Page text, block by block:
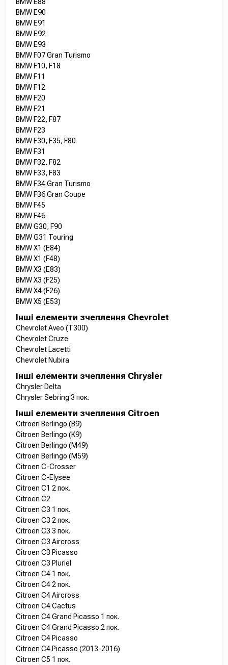
BMW E88
BMW E90
BMW E91
BMW E92
BMW E93
BMW F07 Gran Turismo
BMW F10, F18
BMW F11
BMW F12
BMW F20
BMW F21
BMW F22, F87
BMW F23
BMW F30, F35, F80
BMW F31
BMW F32, F82
BMW F33, F83
BMW F34 Gran Turismo
BMW F36 Gran Coupe
BMW F45
BMW F46
BMW G30, F90
BMW G31 Touring
BMW X1 (E84)
BMW X1 (F48)
BMW X3 (E83)
BMW X3 (F25)
BMW X4 (F26)
BMW X5 (E53)
Інші елементи зчеплення Chevrolet
Chevrolet Aveo (T300)
Chevrolet Cruze
Chevrolet Lacetti
Chevrolet Nubira
Інші елементи зчеплення Chrysler
Chrysler Delta
Chrysler Sebring 3 пок.
Інші елементи зчеплення Citroen
Citroen Berlingo (B9)
Citroen Berlingo (K9)
Citroen Berlingo (M49)
Citroen Berlingo (M59)
Citroen C-Crosser
Citroen C-Elysee
Citroen C1 2 пок.
Citroen C2
Citroen C3 1 пок.
Citroen C3 2 пок.
Citroen C3 3 пок.
Citroen C3 Aircross
Citroen C3 Picasso
Citroen C3 Pluriel
Citroen C4 1 пок.
Citroen C4 2 пок.
Citroen C4 Aircross
Citroen C4 Cactus
Citroen C4 Grand Picasso 1 пок.
Citroen C4 Grand Picasso 2 пок.
Citroen C4 Picasso
Citroen C4 Picasso (2013-2016)
Citroen C5 1 пок.